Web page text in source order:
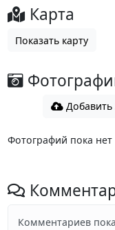
Карта
Показать карту
Добавить
Фотографий пока нет
Комментариев